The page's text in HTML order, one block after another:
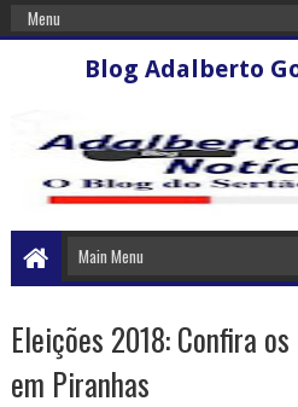
Blog Adalberto
Eleições 2018: Confira
em Piranhas